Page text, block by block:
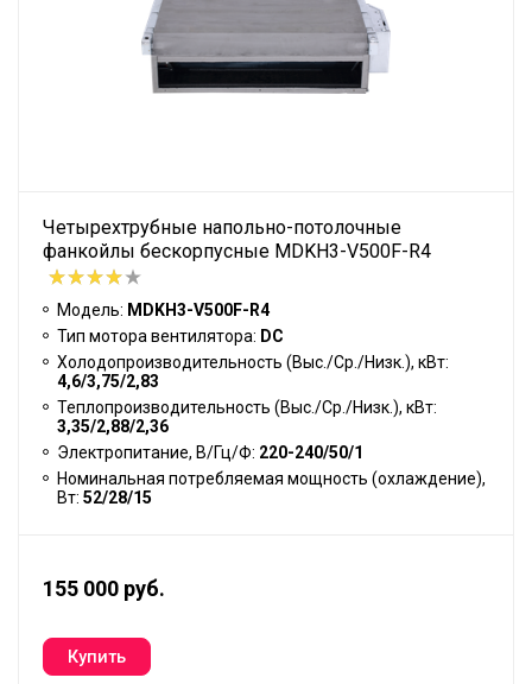
Четырехтрубные напольно-потолочные
фанкойлы бескорпусные MDKH3-V500F-R4
Модель: MDKH3-V500F-R4
Тип мотора вентилятора: DC
Холодопроизводительность (Выс./Ср./Низк.), кВт:
4,6/3,75/2,83
Теплопроизводительность (Выс./Ср./Низк.), кВт:
3,35/2,88/2,36
Электропитание, В/Гц/Ф: 220-240/50/1
Номинальная потребляемая мощность (охлаждение),
Вт: 52/28/15
155 000 руб.